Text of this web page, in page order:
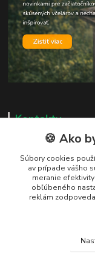
Kontakty
Zákaznická podpora
+421 919 037
Po – Pi 8:00 – 17:00
🍪 Ako
Súbory cookies
av prípade vášho
meranie
obľúbeného
reklám